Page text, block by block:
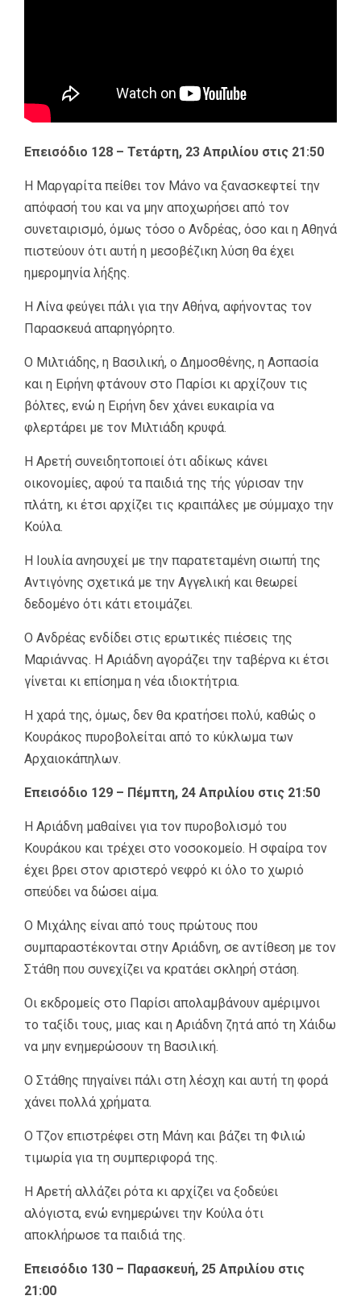
Επεισόδιο 128 – Τετάρτη, 23 Απριλίου στις 21:50
Η Μαργαρίτα πείθει τον Μάνο να ξανασκεφτεί την
απόφασή του και να μην αποχωρήσει από τον
συνεταιρισμό, όμως τόσο ο Ανδρέας, όσο και η Αθηνά
πιστεύουν ότι αυτή η μεσοβέζικη λύση θα έχει
ημερομηνία λήξης.
Η Λίνα φεύγει πάλι για την Αθήνα, αφήνοντας τον
Παρασκευά απαρηγόρητο.
Ο Μιλτιάδης, η Βασιλική, ο Δημοσθένης, η Ασπασία
και η Ειρήνη φτάνουν στο Παρίσι κι αρχίζουν τις
βόλτες, ενώ η Ειρήνη δεν χάνει ευκαιρία να
φλερτάρει με τον Μιλτιάδη κρυφά.
Η Αρετή συνειδητοποιεί ότι αδίκως κάνει
οικονομίες, αφού τα παιδιά της τής γύρισαν την
πλάτη, κι έτσι αρχίζει τις κραιπάλες με σύμμαχο την
Κούλα.
Η Ιουλία ανησυχεί με την παρατεταμένη σιωπή της
Αντιγόνης σχετικά με την Αγγελική και θεωρεί
δεδομένο ότι κάτι ετοιμάζει.
Ο Ανδρέας ενδίδει στις ερωτικές πιέσεις της
Μαριάννας. Η Αριάδνη αγοράζει την ταβέρνα κι έτσι
γίνεται κι επίσημα η νέα ιδιοκτήτρια.
Η χαρά της, όμως, δεν θα κρατήσει πολύ, καθώς ο
Κουράκος πυροβολείται από το κύκλωμα των
Αρχαιοκάπηλων.
Επεισόδιο 129 – Πέμπτη, 24 Απριλίου στις 21:50
Η Αριάδνη μαθαίνει για τον πυροβολισμό του
Κουράκου και τρέχει στο νοσοκομείο. Η σφαίρα τον
έχει βρει στον αριστερό νεφρό κι όλο το χωριό
σπεύδει να δώσει αίμα.
Ο Μιχάλης είναι από τους πρώτους που
συμπαραστέκονται στην Αριάδνη, σε αντίθεση με τον
Στάθη που συνεχίζει να κρατάει σκληρή στάση.
Οι εκδρομείς στο Παρίσι απολαμβάνουν αμέριμνοι
το ταξίδι τους, μιας και η Αριάδνη ζητά από τη Χάιδω
να μην ενημερώσουν τη Βασιλική.
Ο Στάθης πηγαίνει πάλι στη λέσχη και αυτή τη φορά
χάνει πολλά χρήματα.
Ο Τζον επιστρέφει στη Μάνη και βάζει τη Φιλιώ
τιμωρία για τη συμπεριφορά της.
Η Αρετή αλλάζει ρότα κι αρχίζει να ξοδεύει
αλόγιστα, ενώ ενημερώνει την Κούλα ότι
αποκλήρωσε τα παιδιά της.
Επεισόδιο 130 – Παρασκευή, 25 Απριλίου στις
21:00